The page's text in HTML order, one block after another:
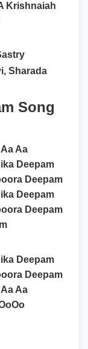
Krishnaiah
Sharada
Song
Aa
Deepam
Deepam
Deepam
Deepam
Deepam
Deepam
Aa